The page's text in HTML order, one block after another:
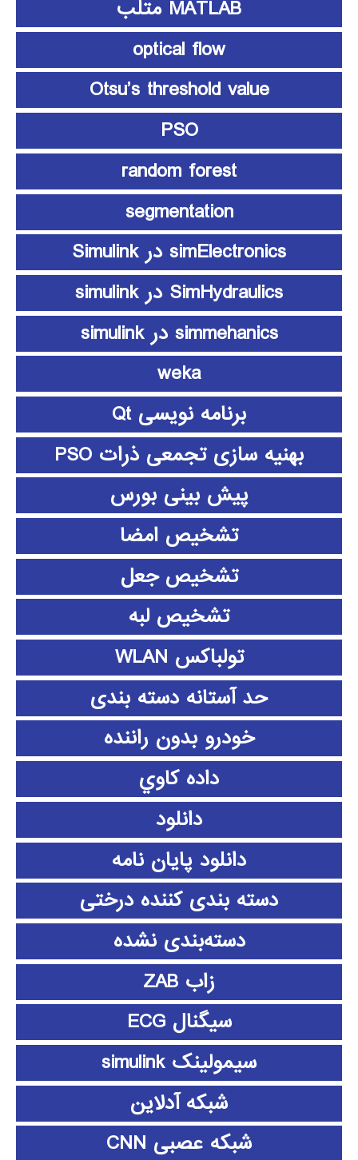
MATLAB متلب
optical flow
Otsu’s threshold value
PSO
random forest
segmentation
simElectronics در Simulink
SimHydraulics در simulink
simmehanics در simulink
weka
برنامه نویسی Qt
بهنیه سازی تجمعی ذرات PSO
پیش بینی بورس
تشخیص امضا
تشخیص جعل
تشخیص لبه
تولباکس WLAN
حد آستانه دسته بندی
خودرو بدون راننده
داده كاوي
دانلود
دانلود پايان نامه
دسته بندی کننده درختی
دسته‌بندی نشده
زاب ZAB
سیگنال ECG
سیمولینک simulink
شبکه آدلاین
شبکه عصبی CNN